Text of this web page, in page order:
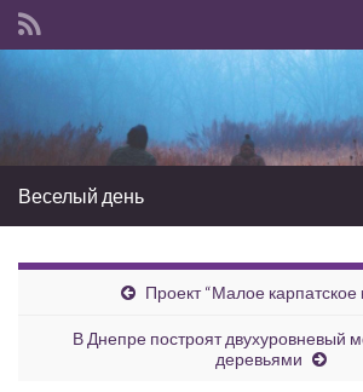
Веселый день
Проект “Малое карпатское
В Днепре построят двухуровневый
деревьями